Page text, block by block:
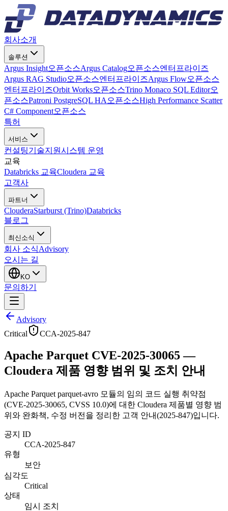
회사소개
솔루션
Argus Insight오픈소스Argus Catalog오픈소스엔터프라이즈
Argus RAG Studio오픈소스엔터프라이즈Argus Flow오픈소스
엔터프라이즈Orbit Works오픈소스Trino Monaco SQL Editor오
픈소스Patroni PostgreSQL HA 오픈소스High Performance Scatter
C# Component오픈소스
특허
서비스
컨설팅기술지원시스템 운영
교육
Databricks 교육Cloudera 교육
고객사
파트너
ClouderaStarburst (Trino)Databricks
블로그
최신소식
회사 소식Advisory
오시는 길
KO
문의하기
Advisory
Critical
CCA-2025-847
Apache Parquet CVE-2025-30065 —
Cloudera 제품 영향 범위 및 조치 안내
Apache Parquet parquet-avro 모듈의 임의 코드 실행 취약점
(CVE-2025-30065, CVSS 10.0)에 대한 Cloudera 제품별 영향 범
위와 완화책, 수정 버전을 정리한 고객 안내(2025-847)입니다.
공지 ID
CCA-2025-847
유형
보안
심각도
Critical
상태
임시 조치